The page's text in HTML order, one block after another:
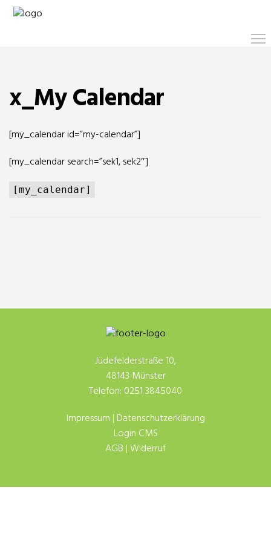
x_My Calendar
[my_calendar id=”my-calendar”]
[my_calendar search=”sek1, sek2″]
[my_calendar]
Jüdefelderstraße 10,
48143 Münster
Telefon: 0251 3845040
Impressum | Datenschutzerklärung
Login CMS
AGB |Widerruf